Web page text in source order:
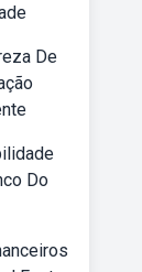
De
Do